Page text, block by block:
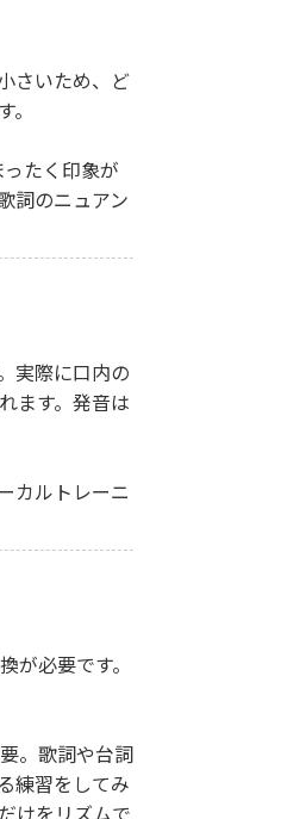
さいため、ど
たく印象が
詞のニュアン
実際に口内の
ます。発音は
カルトレーニ
必要です。
。歌詞や台詞
練習をしてみ
けをリズムで